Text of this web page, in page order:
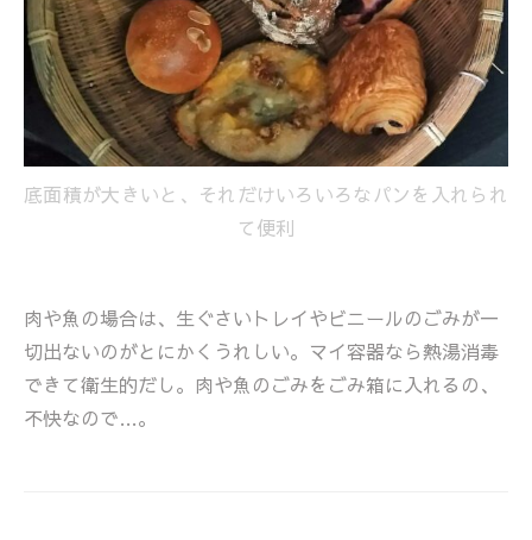
底面積が大きいと、それだけいろいろなパンを入れられ
て便利
肉や魚の場合は、生ぐさいトレイやビニールのごみが一
切出ないのがとにかくうれしい。マイ容器なら熱湯消毒
できて衛生的だし。肉や魚のごみをごみ箱に入れるの、
不快なので…。